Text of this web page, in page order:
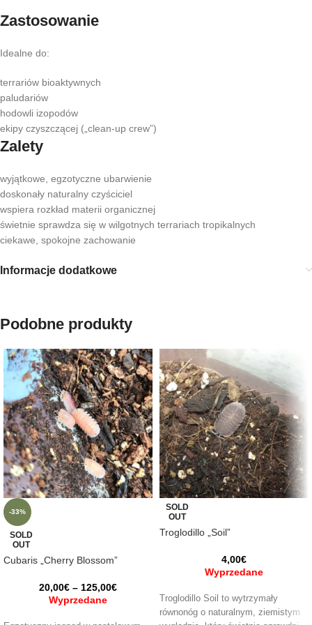
Zastosowanie
Idealne do:
terrariów bioaktywnych
paludariów
hodowli izopodów
ekipy czyszczącej („clean-up crew”)
Zalety
wyjątkowe, egzotyczne ubarwienie
doskonały naturalny czyściciel
wspiera rozkład materii organicznej
świetnie sprawdza się w wilgotnych terrariach tropikalnych
ciekawe, spokojne zachowanie
Informacje dodatkowe
Podobne produkty
-33%
SOLD
OUT
Cubaris „Cherry Blossom”
20,00€ – 125,00€
Wyprzedane
SOLD
OUT
Troglodillo „Soil”
4,00€
Wyprzedane
Troglodillo Soil to wytrzymały
równonóg o naturalnym, ziemistym